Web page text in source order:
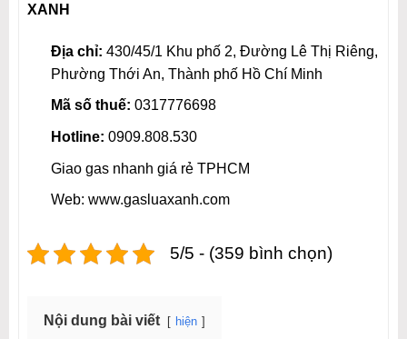
XANH
Địa chỉ: 430/45/1 Khu phố 2, Đường Lê Thị Riêng,
Phường Thới An, Thành phố Hồ Chí Minh
Mã số thuế: 0317776698
Hotline: 0909.808.530
Giao gas nhanh giá rẻ TPHCM
Web: www.gasluaxanh.com
5/5 - (359 bình chọn)
Nội dung bài viết hiện